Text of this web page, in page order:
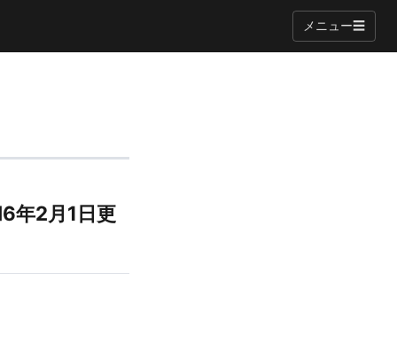
メニュー☰
年2月1日更